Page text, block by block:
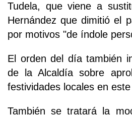
Tudela, que viene a
Hernández que dimitió el
por motivos "de índole
El orden del día también
de la Alcaldía sobre
festividades locales en
También se tratará la